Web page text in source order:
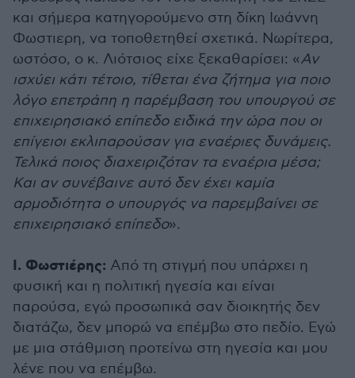
και σήμερα κατηγορούμενο στη δίκη Ιωάννη
Φωστιερη, να τοποθετηθεί σχετικά. Νωρίτερα,
ωστόσο, ο κ. Λιότσιος είχε ξεκαθαρίσει: «Αν
ισχύει κάτι τέτοιο, τίθεται ένα ζήτημα για ποιο
λόγο επετράπη η παρέμβαση του υπουργού σε
επιχειρησιακό επίπεδο ειδικά την ώρα που οι
επίγειοι εκλιπαρούσαν για εναέριες δυνάμεις.
Τελικά ποιος διαχειριζόταν τα εναέρια μέσα;
Και αν συνέβαινε αυτό δεν έχει καμία
αρμοδιότητα ο υπουργός να παρεμβαίνει σε
επιχειρησιακό επίπεδο».
Ι. Φωστιέρης: Από τη στιγμή που υπάρχει η
φυσική και η πολιτική ηγεσία και είναι
παρούσα, εγώ προσωπικά σαν διοικητής δεν
διατάζω, δεν μπορώ να επέμβω στο πεδίο. Εγώ
με μια στάθμιση προτείνω στη ηγεσία και μου
λένε που να επέμβω.